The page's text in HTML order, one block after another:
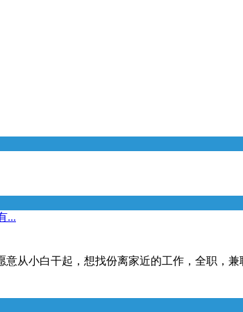
...
从小白干起，想找份离家近的工作，全职，兼